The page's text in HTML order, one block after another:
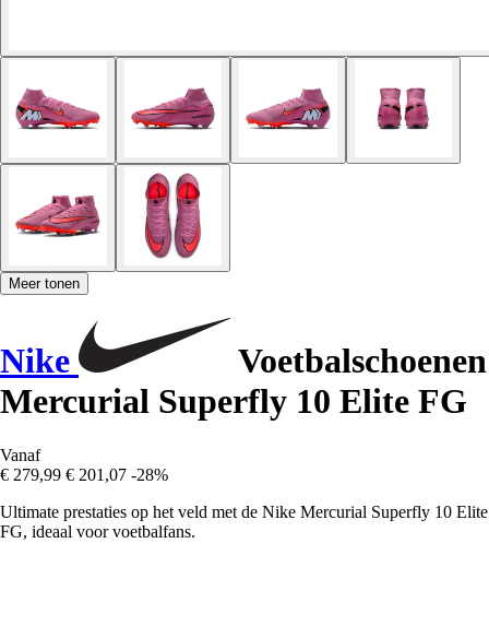
Meer tonen
Nike
Voetbalschoenen
Mercurial Superfly 10 Elite FG
Vanaf
€ 279,99 € 201,07 -28%
Ultimate prestaties op het veld met de Nike Mercurial Superfly 10 Elite
FG, ideaal voor voetbalfans.